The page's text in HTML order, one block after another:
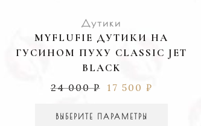
Дутики
MYFLUFIE ДУТИКИ НА
ГУСИНОМ ПУХУ CLASSIC JET
BLACK
24 000₽ 17 500 ₽
ВЫБЕРИТЕ ПАРАМЕТРЫ